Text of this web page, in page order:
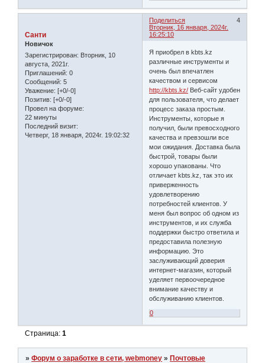
Поделиться
4
Вторник, 16 января, 2024г.
16:25:10
Санти
Новичок
Зарегистрирован: Вторник, 10
августа, 2021г.
Приглашений: 0
Сообщений: 5
Уважение: [+0/-0]
Позитив: [+0/-0]
Провел на форуме:
22 минуты
Последний визит:
Четверг, 18 января, 2024г. 19:02:32
Я приобрел в kbts.kz
различные инструменты и
очень был впечатлен
качеством и сервисом
http://kbts.kz/ Веб-сайт удобен
для пользователя, что делает
процесс заказа простым.
Инструменты, которые я
получил, были превосходного
качества и превзошли все
мои ожидания. Доставка была
быстрой, товары были
хорошо упакованы. Что
отличает kbts.kz, так это их
приверженность
удовлетворению
потребностей клиентов. У
меня был вопрос об одном из
инструментов, и их служба
поддержки быстро ответила и
предоставила полезную
информацию. Это
заслуживающий доверия
интернет-магазин, который
уделяет первоочередное
внимание качеству и
обслуживанию клиентов.
0
Страница:1
»Форум о заработке в сети, webmoney » Почтовые